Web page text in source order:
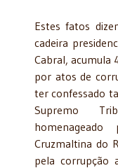
Estes fatos
cadeira
Cabral, acumula
por atos de
ter confessado
Supremo
Cruzmaltina do
pela corrupção